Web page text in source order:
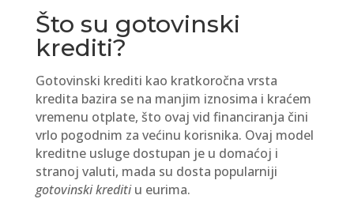
Što su gotovinski
krediti?
Gotovinski krediti kao kratkoročna vrsta
kredita bazira se na manjim iznosima i kraćem
vremenu otplate, što ovaj vid financiranja čini
vrlo pogodnim za većinu korisnika. Ovaj model
kreditne usluge dostupan je u domaćoj i
stranoj valuti, mada su dosta popularniji
gotovinski kreditiu eurima.